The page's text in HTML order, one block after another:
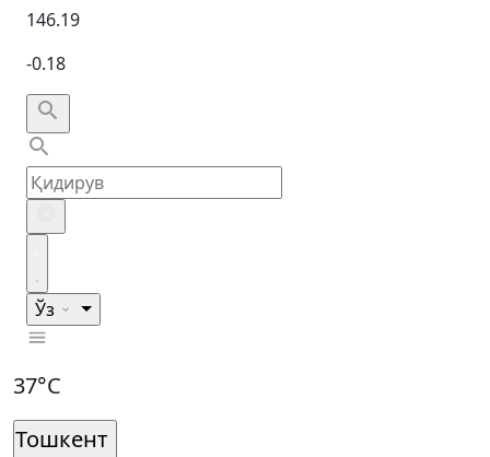
146.19
-0.18
Ўз
37°C
Тошкент